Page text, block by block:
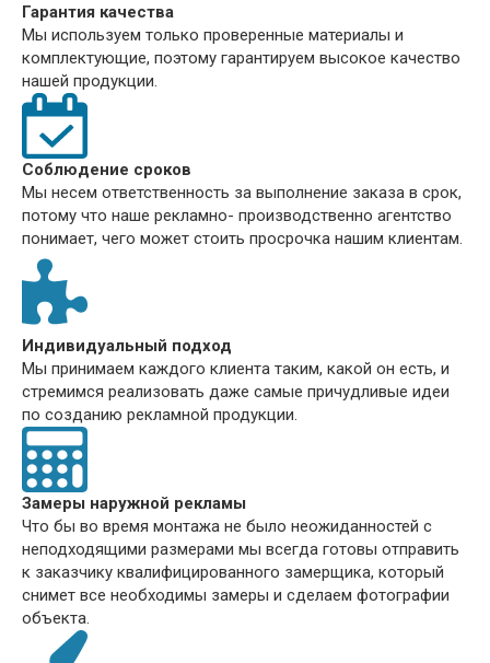
Гарантия качества
Мы используем только проверенные материалы и
комплектующие, поэтому гарантируем высокое качество
нашей продукции.
Соблюдение сроков
Мы несем ответственность за выполнение заказа в срок,
потому что наше рекламно- производственно агентство
понимает, чего может стоить просрочка нашим клиентам.
Индивидуальный подход
Мы принимаем каждого клиента таким, какой он есть, и
стремимся реализовать даже самые причудливые идеи
по созданию рекламной продукции.
Замеры наружной рекламы
Что бы во время монтажа не было неожиданностей с
неподходящими размерами мы всегда готовы отправить
к заказчику квалифицированного замерщика, который
снимет все необходимы замеры и сделаем фотографии
объекта.